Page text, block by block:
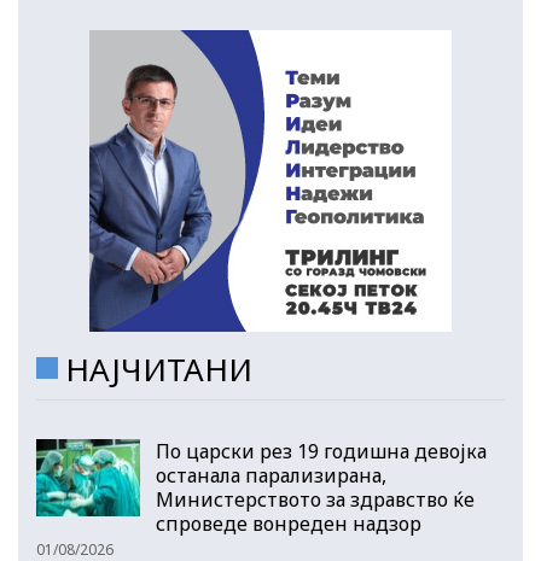
НАЈЧИТАНИ
По царски рез 19 годишна девојка
останала парализирана,
Министерството за здравство ќе
спроведе вонреден надзор
01/08/2026